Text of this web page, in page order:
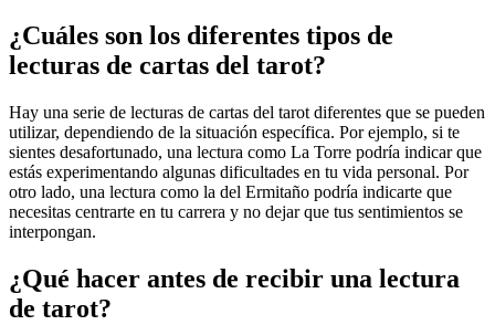
¿Cuáles son los diferentes tipos de
lecturas de cartas del tarot?
Hay una serie de lecturas de cartas del tarot diferentes que se pueden
utilizar, dependiendo de la situación específica. Por ejemplo, si te
sientes desafortunado, una lectura como La Torre podría indicar que
estás experimentando algunas dificultades en tu vida personal. Por
otro lado, una lectura como la del Ermitaño podría indicarte que
necesitas centrarte en tu carrera y no dejar que tus sentimientos se
interpongan.
¿Qué hacer antes de recibir una lectura
de tarot?